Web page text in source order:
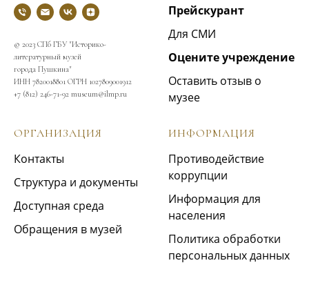
© 2023 СПб ГБУ "Историко-
литературный музей
города Пушкина"
ИНН 7820018801 ОГРН 1027809001912
+7 (812) 246-71-92 museum@ilmp.ru
Прейскурант
Для СМИ
Оцените учреждение
Оставить отзыв о
музее
ОРГАНИЗАЦИЯ
Контакты
Структура и документы
Доступная среда
Обращения в музей
ИНФОРМАЦИЯ
Противодействие
коррупции
Информация для
населения
Политика обработки
персональных данных